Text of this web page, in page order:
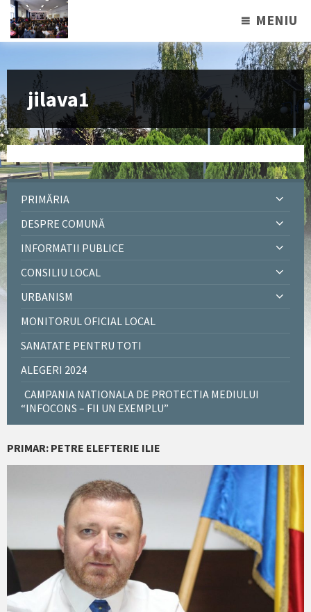
MENIU
jilava1
PRIMĂRIA
DESPRE COMUNĂ
INFORMATII PUBLICE
CONSILIU LOCAL
URBANISM
MONITORUL OFICIAL LOCAL
SANATATE PENTRU TOTI
ALEGERI 2024
CAMPANIA NATIONALA DE PROTECTIA MEDIULUI
“INFOCONS – FII UN EXEMPLU”
PRIMAR: PETRE ELEFTERIE ILIE